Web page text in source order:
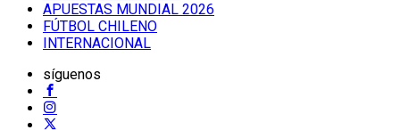
APUESTAS MUNDIAL 2026
FÚTBOL CHILENO
INTERNACIONAL
síguenos